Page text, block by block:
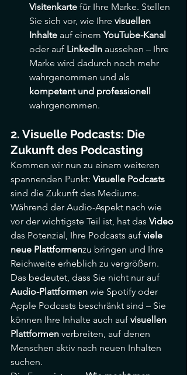
Visitenkarte für Ihre Marke. Stellen
Sie sich vor, wie Ihre visuellen
Inhalte auf einem YouTube-Kanal
oder auf LinkedIn aussehen – Ihre
Marke wird dadurch noch mehr
wahrgenommen und als
kompetent und professionell
wahrgenommen.
2. Visuelle Podcasts: Die
Zukunft des Podcasting
Kommen wir nun zu einem weiteren
spannenden Punkt: Visuelle Podcasts
sind die Zukunft des Mediums.
Während der Audio-Aspekt nach wie
vor der wichtigste Teil ist, hat das Video
das Potenzial, Ihre Podcasts auf viele
neue Plattformenzu bringen und Ihre
Reichweite erheblich zu vergrößern.
Das bedeutet, dass Sie nicht nur auf
Audio-Plattformen wie Spotify oder
Apple Podcasts beschränkt sind – Sie
können Ihre Inhalte auch auf visuellen
Plattformen verbreiten, auf denen
Menschen aktiv nach neuen Inhalten
suchen.